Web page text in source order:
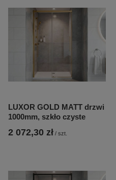
LUXOR GOLD MATT drzwi
1000mm, szkło czyste
2 072,30 zł / szt.